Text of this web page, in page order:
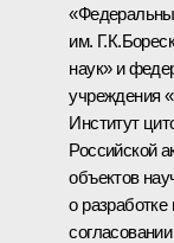
им.
наук» и
учреждения
Институт
Российской
объектов
о